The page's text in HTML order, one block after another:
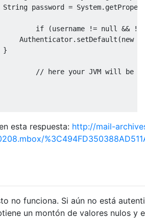
String password = System.
if (username != null && !
Authenticator. setDefault (new
}
// here your JVM will be
esta respuesta: http://mail-
no funciona. Si aún no está
un montón de valores nulos y